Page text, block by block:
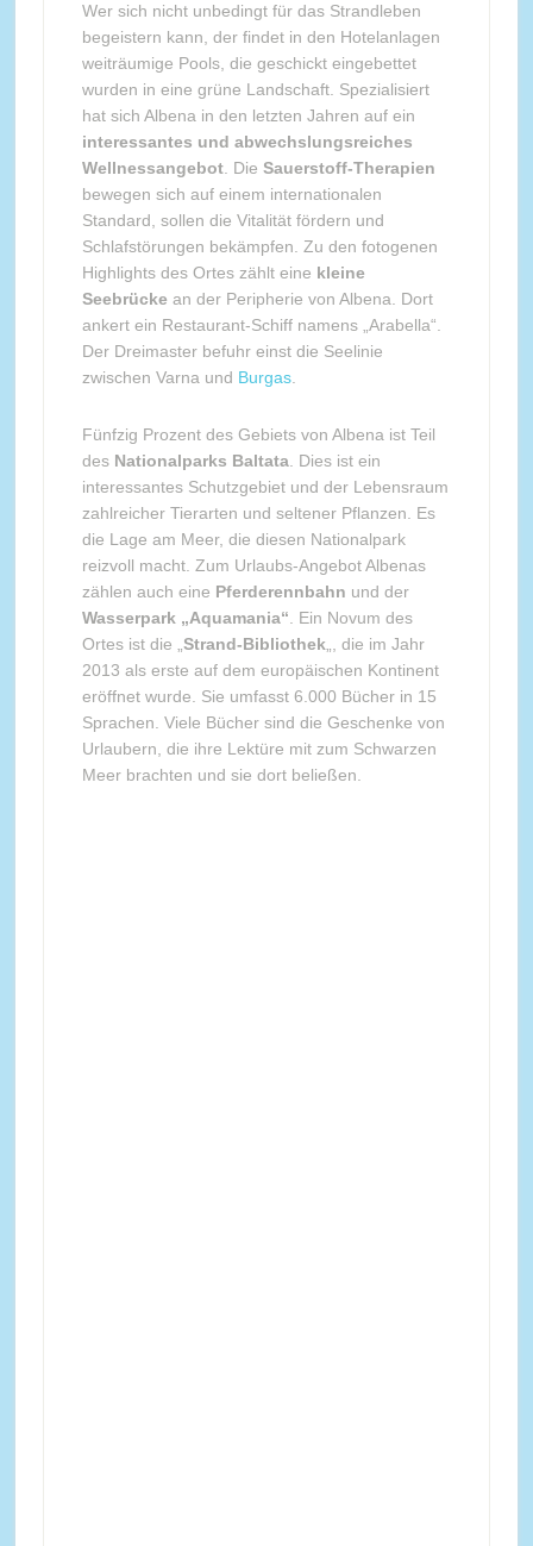
Wer sich nicht unbedingt für das Strandleben
begeistern kann, der findet in den Hotelanlagen
weiträumige Pools, die geschickt eingebettet
wurden in eine grüne Landschaft. Spezialisiert
hat sich Albena in den letzten Jahren auf ein
interessantes und abwechslungsreiches
Wellnessangebot. Die Sauerstoff-Therapien
bewegen sich auf einem internationalen
Standard, sollen die Vitalität fördern und
Schlafstörungen bekämpfen. Zu den fotogenen
Highlights des Ortes zählt eine kleine
Seebrücke an der Peripherie von Albena. Dort
ankert ein Restaurant-Schiff namens „Arabella“.
Der Dreimaster befuhr einst die Seelinie
zwischen Varna und Burgas.
Fünfzig Prozent des Gebiets von Albena ist Teil
des Nationalparks Baltata. Dies ist ein
interessantes Schutzgebiet und der Lebensraum
zahlreicher Tierarten und seltener Pflanzen. Es
die Lage am Meer, die diesen Nationalpark
reizvoll macht. Zum Urlaubs-Angebot Albenas
zählen auch eine Pferderennbahn und der
Wasserpark „Aquamania“ . Ein Novum des
Ortes ist die „ Strand-Bibliothek „, die im Jahr
2013 als erste auf dem europäischen Kontinent
eröffnet wurde. Sie umfasst 6.000 Bücher in 15
Sprachen. Viele Bücher sind die Geschenke von
Urlaubern, die ihre Lektüre mit zum Schwarzen
Meer brachten und sie dort beließen.